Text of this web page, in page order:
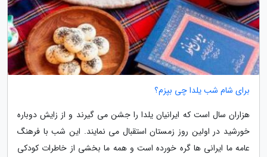
برای شام شب یلدا چی بپزم؟
هزاران سال است که ایرانیان یلدا را جشن می گیرند و از زایش دوباره
خورشید در اولین روز زمستان استقبال می نمایند. این شب با فرهنگ
عامه ما ایرانی ها گره خورده است و همه ما بخشی از خاطرات کودکی